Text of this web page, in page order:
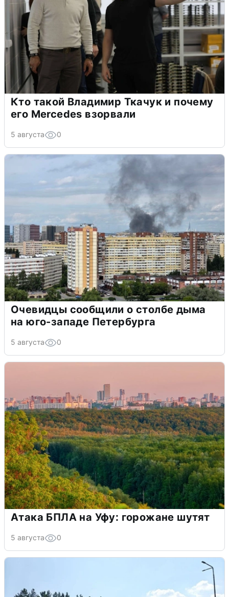
Кто такой Владимир Ткачук и почему
его Mercedes взорвали
5 августа 0
Очевидцы сообщили о столбе дыма
на юго-западе Петербурга
5 августа 0
Атака БПЛА на Уфу: горожане шутят
5 августа 0